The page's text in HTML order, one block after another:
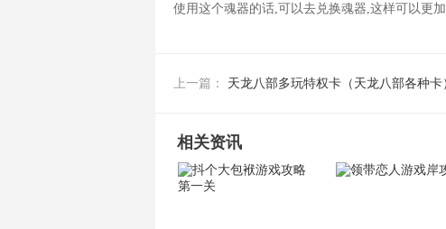
使用这个魂器的话,可以去兑换魂器,这样可以更加
上一篇： 天龙八部多玩特权卡（天龙八部各种卡
相关资讯